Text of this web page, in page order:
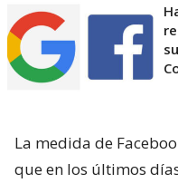
La medida de
que en los últimos